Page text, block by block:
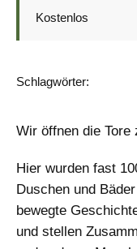
Kostenlos
Schlagwörter:
Wir öffnen die Tore
Hier wurden fast
Duschen und
bewegte
und stellen